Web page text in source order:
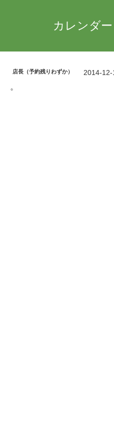
カレンダ
店長（予約残りわずか） 2014-12-
。